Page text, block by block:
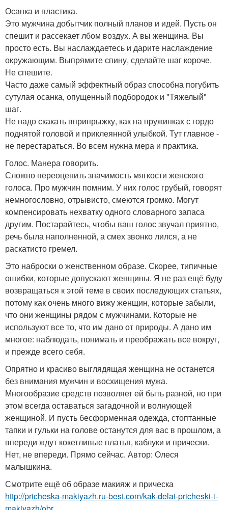
Осанка и пластика.
Это мужчина добытчик полный планов и идей. Пусть он
спешит и рассекает лбом воздух. А вы женщина. Вы
просто есть. Вы наслаждаетесь и дарите наслаждение
окружающим. Выпрямите спину, сделайте шаг короче.
Не спешите.
Часто даже самый эффектный образ способна погубить
сутулая осанка, опущенный подбородок и "Тяжелый"
шаг.
Не надо скакать вприпрыжку, как на пружинках с гордо
поднятой головой и приклеянной улыбкой. Тут главное -
не перестараться. Во всем нужна мера и практика.
Голос. Манера говорить.
Сложно переоценить значимость мягкости женского
голоса. Про мужчин помним. У них голос грубый, говорят
немногословно, отрывисто, смеются громко. Могут
компенсировать нехватку одного словарного запаса
другим. Постарайтесь, чтобы ваш голос звучал приятно,
речь была наполненной, а смех звонко лился, а не
раскатисто гремел.
Это наброски о женственном образе. Скорее, типичные
ошибки, которые допускают женщины. Я не раз ещё буду
возвращаться к этой теме в своих последующих статьях,
потому как очень много вижу женщин, которые забыли,
что они женщины рядом с мужчинами. Которые не
используют все то, что им дано от природы. А дано им
многое: наблюдать, понимать и преображать все вокруг,
и прежде всего себя.
Опрятно и красиво выглядящая женщина не останется
без внимания мужчин и восхищения мужа.
Многообразие средств позволяет ей быть разной, но при
этом всегда оставаться загадочной и волнующей
женщиной. И пусть бесформенная одежда, стоптанные
тапки и гульки на голове останутся для вас в прошлом, а
впереди ждут кокетливые платья, каблуки и прически.
Нет, не впереди. Прямо сейчас. Автор: Олеся
малышкина.
Смотрите ещё об образе макияж и прическа
http://pricheska-makiyazh.ru-best.com/kak-delat-pricheski-i-